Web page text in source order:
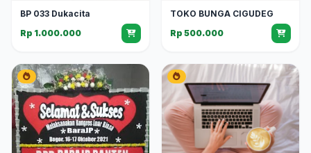
BP 033 Dukacita
Rp 1.000.000
TOKO BUNGA CIGUDEG
Rp 500.000